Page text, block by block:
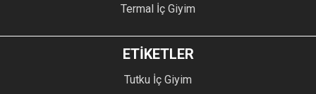
Termal İç Giyim
ETİKETLER
Tutku İç Giyim